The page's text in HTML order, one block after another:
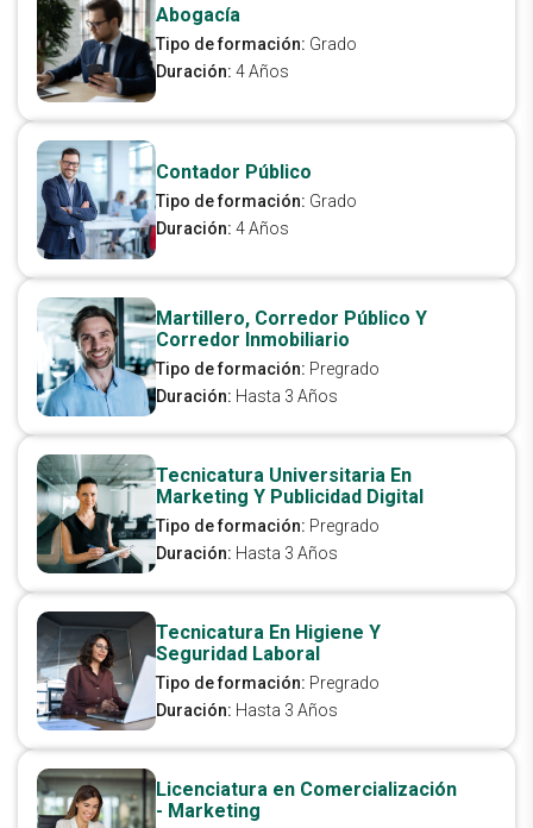
Abogacía
Tipo de formación: Grado
Duración: 4 Años
Contador Público
Tipo de formación: Grado
Duración: 4 Años
Martillero, Corredor Público Y
Corredor Inmobiliario
Tipo de formación: Pregrado
Duración: Hasta 3 Años
Tecnicatura Universitaria En
Marketing Y Publicidad Digital
Tipo de formación: Pregrado
Duración: Hasta 3 Años
Tecnicatura En Higiene Y
Seguridad Laboral
Tipo de formación: Pregrado
Duración: Hasta 3 Años
Licenciatura en Comercialización
- Marketing